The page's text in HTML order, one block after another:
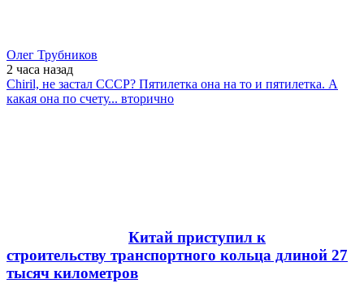
Олег Трубников
2 часа назад
Chiril, не застал СССР? Пятилетка она на то и пятилетка. А
какая она по счету... вторично
Китай приступил к
строительству транспортного кольца длиной 27
тысяч километров